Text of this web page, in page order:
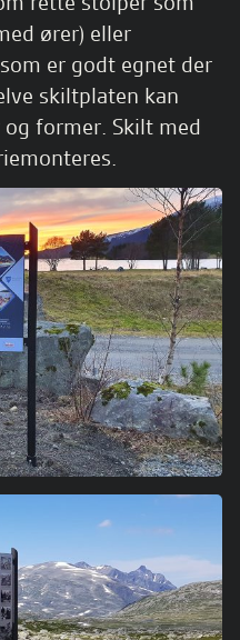
ører) eller
er godt egnet der
skiltplaten kan
former. Skilt med